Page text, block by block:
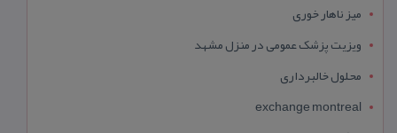
میز ناهار خوری
ویزیت پزشک عمومی در منزل مشهد
محلول خالبرداری
exchange montreal